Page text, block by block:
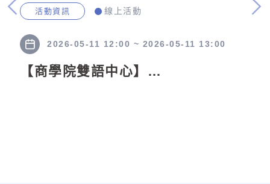
活動資訊 線上活動
2026-05-11 12:00 ~ 2026-05-11 13:00
【商學院雙語中心】